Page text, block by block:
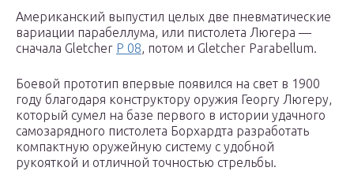
Американский выпустил целых две пневматические
вариации парабеллума, или пистолета Люгера —
сначала Gletcher P 08, потом и Gletcher Parabellum.
Боевой прототип впервые появился на свет в 1900
году благодаря конструктору оружия Георгу Люгеру,
который сумел на базе первого в истории удачного
самозарядного пистолета Борхардта разработать
компактную оружейную систему с удобной
рукояткой и отличной точностью стрельбы.